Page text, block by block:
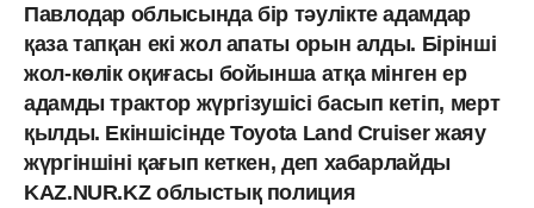
Павлодар облысында бір тәулікте адамдар
қаза тапқан екі жол апаты орын алды. Бірінші
жол-көлік оқиғасы бойынша атқа мінген ер
адамды трактор жүргізушісі басып кетіп, мерт
қылды. Екіншісінде Toyota Land Cruiser жаяу
жүргіншіні қағып кеткен, деп хабарлайды
KAZ.NUR.KZ облыстық полиция